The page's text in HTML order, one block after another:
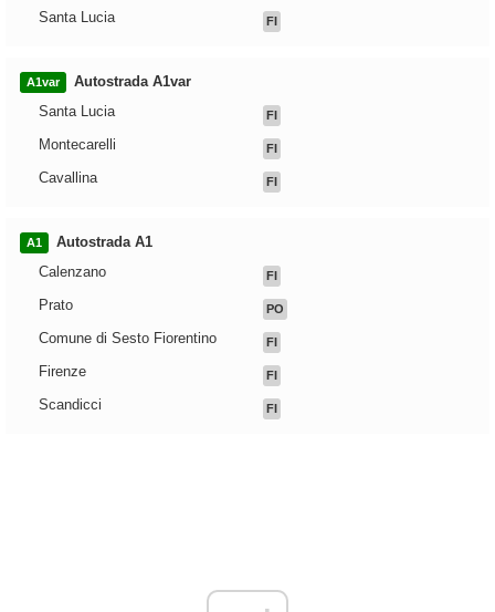
Santa Lucia FI
A1var
Autostrada A1var
Santa Lucia
FI
Montecarelli FI
Cavallina FI
A1
Autostrada A1
Calenzano
FI
Prato PO
Comune di Sesto Fiorentino FI
Firenze FI
Scandicci FI